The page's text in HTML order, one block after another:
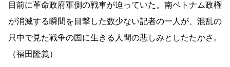
目前に革命政府軍側の戦車が迫っていた。南ベトナム政権
が消滅する瞬間を目撃した数少ない記者の一人が、混乱の
只中で見た戦争の国に生きる人間の悲しみとしたたかさ。
（福田隆義）